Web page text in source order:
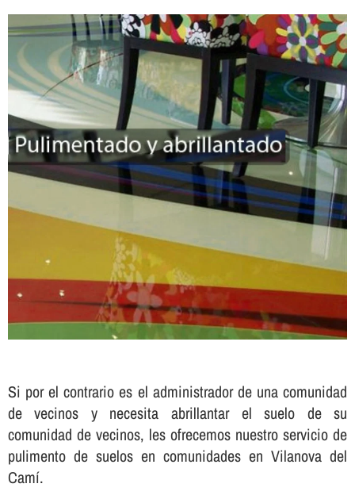
Si por el contrario es el administrador de una comunidad
de vecinos y necesita abrillantar el suelo de su
comunidad de vecinos, les ofrecemos nuestro servicio de
pulimento de suelos en comunidades en Vilanova del
Camí.